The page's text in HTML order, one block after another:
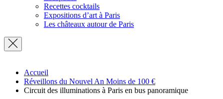
Recettes cocktails
Expositions d’art à Paris
Les châteaux autour de Paris
Accueil
Réveillons du Nouvel An Moins de 100 €
Circuit des illuminations à Paris en bus panoramique